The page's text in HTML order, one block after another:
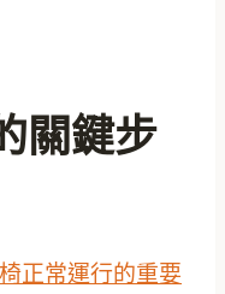
關鍵步
正常運行的重要